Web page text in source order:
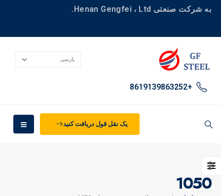
به شرکت صنعتی Henan Gengfei ، Ltd.
+8619139863252
یک نقل قول دریافت کنید
1050